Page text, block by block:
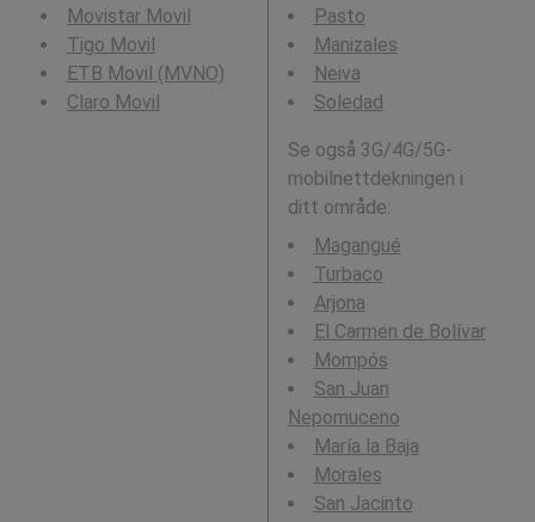
Movistar Movil
Tigo Movil
ETB Movil (MVNO)
Claro Movil
Pasto
Manizales
Neiva
Soledad
Se også 3G/4G/5G-
mobilnettdekningen i
ditt område:
Magangué
Turbaco
Arjona
El Carmen de Bolívar
Mompós
San Juan
Nepomuceno
María la Baja
Morales
San Jacinto